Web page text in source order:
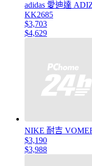
adidas 愛迪達
KK2685
$3,703
$4,629
NIKE 耐吉
$3,190
$3,988